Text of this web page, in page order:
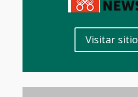
Visitar sitio